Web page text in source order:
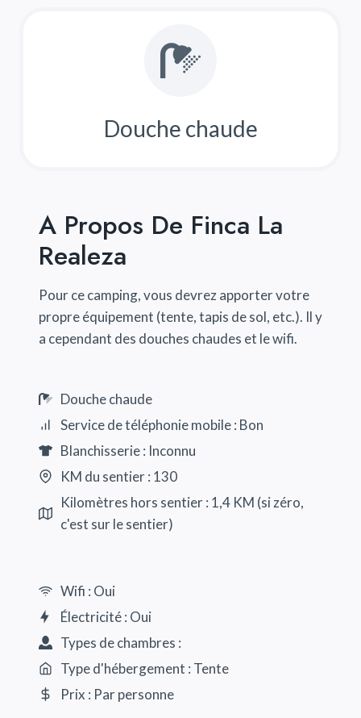
Douche chaude
A Propos De Finca La
Realeza
Pour ce camping, vous devrez apporter votre
propre équipement (tente, tapis de sol, etc.). Il y
a cependant des douches chaudes et le wifi.
Douche chaude
Service de téléphonie mobile : Bon
Blanchisserie : Inconnu
KM du sentier : 130
Kilomètres hors sentier : 1,4 KM (si zéro,
c'est sur le sentier)
Wifi : Oui
Électricité : Oui
Types de chambres :
Type d'hébergement : Tente
Prix : Par personne